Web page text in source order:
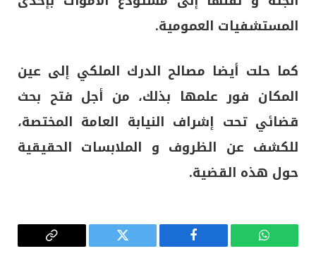
المستشفيات العمومية.
كما حلت أيضا مصالح الدرك الملكي إلى عين
المكان فور علمها بذلك، من أجل فتح بحث
قضائي تحت إشراف النيابة العامة المختصة،
للكشف عن الظروف و الملابسات الحقيقية
حول هذه القضية.
واتساب فيسبوك تويتر
Copy